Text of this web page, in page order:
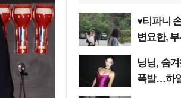
♥티파니
변요한,
닝닝, 숨
폭발…하